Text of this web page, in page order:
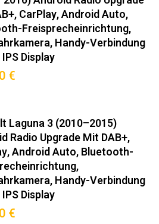
CarPlay, Android Auto,
Freisprecheinrichtung,
Handy-Verbindung
Display
€
Laguna 3 (2010–2015)
Radio Upgrade Mit DAB+,
Android Auto, Bluetooth-
Handy-Verbindung
Display
€